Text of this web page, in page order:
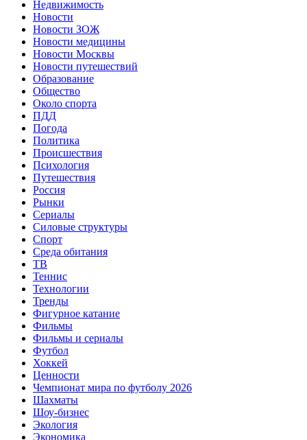
Недвижимость
Новости
Новости ЗОЖ
Новости медицины
Новости Москвы
Новости путешествий
Образование
Общество
Около спорта
ПДД
Погода
Политика
Происшествия
Психология
Путешествия
Россия
Рынки
Сериалы
Силовые структуры
Спорт
Среда обитания
ТВ
Теннис
Технологии
Тренды
Фигурное катание
Фильмы
Фильмы и сериалы
Футбол
Хоккей
Ценности
Чемпионат мира по футболу 2026
Шахматы
Шоу-бизнес
Экология
Экономика